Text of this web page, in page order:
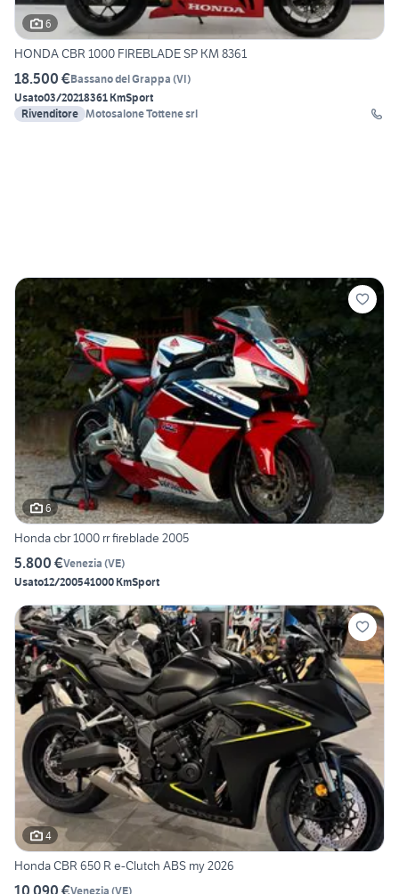
6
HONDA CBR 1000 FIREBLADE SP KM 8361
18.500 €Bassano del Grappa (VI)
Usato03/20218361 KmSport
Rivenditore Motosalone Tottene srl
6
Honda cbr 1000 rr fireblade 2005
5.800 €Venezia (VE)
Usato12/200541000 KmSport
4
Honda CBR 650 R e-Clutch ABS my 2026
Venezia (VE)